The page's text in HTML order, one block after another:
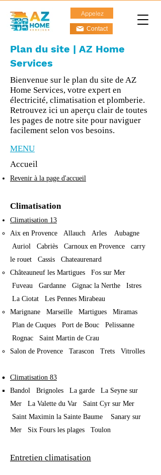
Appelez
Contact
Plan du site | AZ Home
Services
Bienvenue sur le plan du site de AZ
Home Services, votre expert en
électricité, climatisation et plomberie.
Retrouvez ici un aperçu clair de toutes
les pages de notre site pour naviguer
facilement selon vos besoins.
​MENU
Accueil
Revenir à la page d'accueil
Climatisation
Climatisation 13
Aix en Provence
Allauch Arles Aubagne
Auriol Cabriès​ Carnoux en Provence carry
le rouet Cassis Chateaurenard
Châteauneuf les Martigues Fos sur Mer
Fuveau Gardanne Gignac la Nerthe Istres
La Ciotat Les Pennes Mirabeau
Marignane Marseille Martigues Miramas
Plan de Cuques Port de Bouc Pelissanne
Rognac Saint Martin de Crau
Salon de Provence Tarascon Trets Vitrolles
Climatisation 83
Bandol Brignoles La garde La Seyne sur
Mer La Valette du Var Saint Cyr sur Mer
Saint Maximin la Sainte Baume Sanary sur
Mer Six Fours les plages Toulon
Entretien climatisation